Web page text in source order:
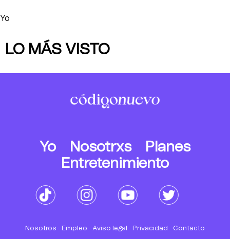
Yo
LO MÁS VISTO
Yo Nosotrxs
Planes
Entretenimiento
Nosotros Empleo Aviso legal Privacidad Contacto